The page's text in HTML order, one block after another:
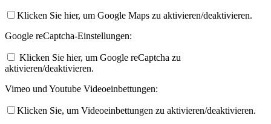
Klicken Sie hier, um Google Maps zu aktivieren/deaktivieren.
Google reCaptcha-Einstellungen:
Klicken Sie hier, um Google reCaptcha zu
aktivieren/deaktivieren.
Vimeo und Youtube Videoeinbettungen:
Klicken Sie, um Videoeinbettungen zu aktivieren/deaktivieren.